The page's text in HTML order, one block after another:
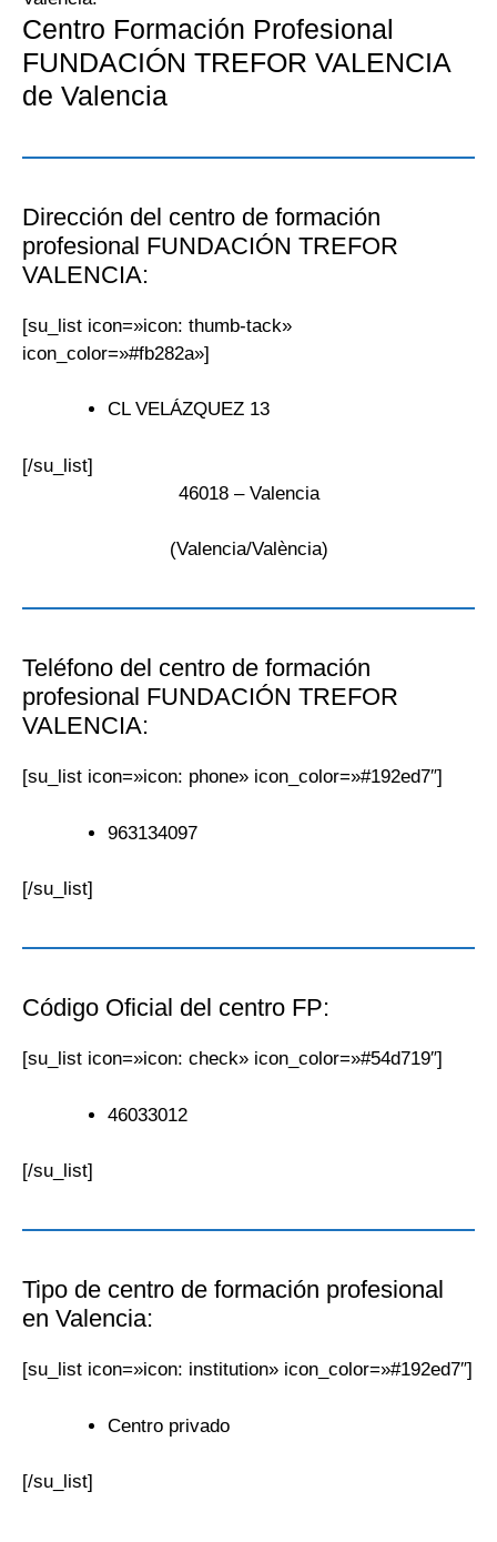
Centro Formación Profesional
FUNDACIÓN TREFOR VALENCIA
de Valencia
Dirección del centro de formación
profesional FUNDACIÓN TREFOR
VALENCIA:
[su_list icon=»icon: thumb-tack»
icon_color=»#fb282a»]
CL VELÁZQUEZ 13
[/su_list]
46018 – Valencia
(Valencia/València)
Teléfono del centro de formación
profesional FUNDACIÓN TREFOR
VALENCIA:
[su_list icon=»icon: phone» icon_color=»#192ed7″]
963134097
[/su_list]
Código Oficial del centro FP:
[su_list icon=»icon: check» icon_color=»#54d719″]
46033012
[/su_list]
Tipo de centro de formación profesional
en Valencia:
[su_list icon=»icon: institution» icon_color=»#192ed7″]
Centro privado
[/su_list]